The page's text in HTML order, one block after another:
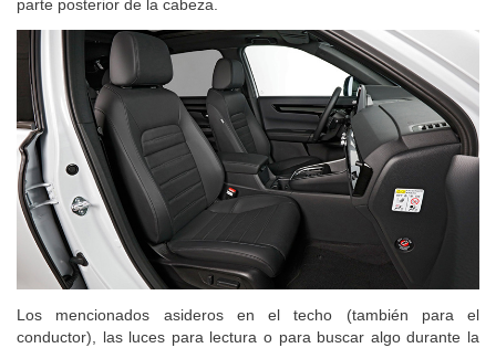
parte posterior de la cabeza.
Los mencionados asideros en el techo (también para el
conductor), las luces para lectura o para buscar algo durante la